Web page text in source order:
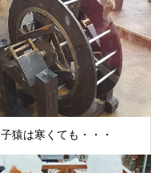
子猿は寒くても・・・